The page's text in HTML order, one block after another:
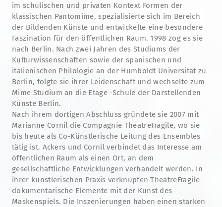
im schulischen und privaten Kontext Formen der
klassischen Pantomime, spezialisierte sich im Bereich
der Bildenden Künste und entwickelte eine besondere
Faszination für den öffentlichen Raum. 1998 zog es sie
nach Berlin. Nach zwei Jahren des Studiums der
Kulturwissenschaften sowie der spanischen und
italienischen Philologie an der Humboldt Universität zu
Berlin, folgte sie ihrer Leidenschaft und wechselte zum
Mime Studium an die Etage -Schule der Darstellenden
Künste Berlin.
Nach ihrem dortigen Abschluss gründete sie 2007 mit
Marianne Cornil die Compagnie TheatreFragile, wo sie
bis heute als Co-Künstlerische Leitung des Ensembles
tätig ist. Ackers und Cornil verbindet das Interesse am
öffentlichen Raum als einen Ort, an dem
gesellschaftliche Entwicklungen verhandelt werden. In
ihrer künstlerischen Praxis verknüpfen TheatreFragile
dokumentarische Elemente mit der Kunst des
Maskenspiels. Die Inszenierungen haben einen starken